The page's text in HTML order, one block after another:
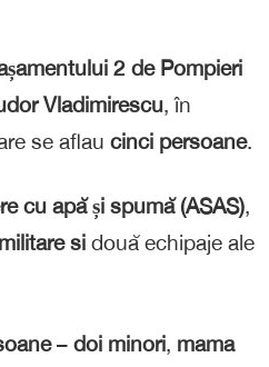
2 de Pompieri
Vladimirescu, în
se aflau cinci persoane.
cu apă și spumă (ASAS),
si două echipaje ale
– doi minori, mama